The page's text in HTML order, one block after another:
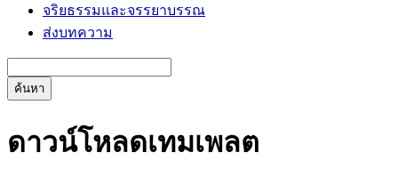
จริยธรรมและจรรยาบรรณ
ส่งบทความ
ค้นหา
ดาวน์โหลดเทมเพลต